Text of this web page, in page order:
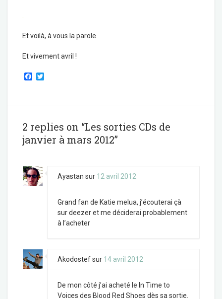
.
Et voilà, à vous la parole.
Et vivement avril !
F
o
k
r
2 replies on “Les sorties CDs de
janvier à mars 2012”
Ayastan sur 12 avril 2012
Grand fan de Katie melua, j’écouterai çà
sur deezer et me déciderai probablement
à l’acheter
Akodostefsur 14 avril 2012
De mon côté j’ai acheté le In Time to
Voices des Blood Red Shoes dès sa sortie.